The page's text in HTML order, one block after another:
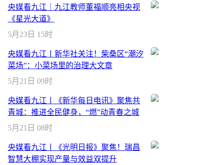
央媒看九江｜九江教师董福顺亮相央视
《星光大道》
5月23日 15时
央媒看九江丨新华社关注！柴桑区“潮汐
菜场”：小菜场里的治理大文章
5月21日 09时
央媒看九江丨《新华每日电讯》聚焦共
青城：推进全民健身，“燃”动青春之城
5月21日 08时
央媒看九江丨《光明日报》聚焦！瑞昌
智慧大棚实现产量与效益双提升